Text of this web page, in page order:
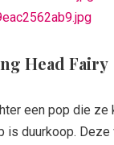
Head Fairy
een pop die ze
duurkoop. Deze